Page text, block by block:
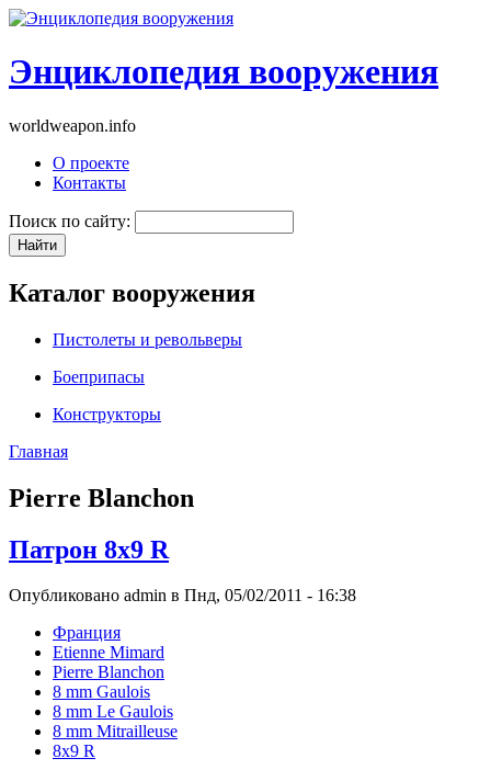
Энциклопедия вооружения
worldweapon.info
О проекте
Контакты
Поиск по сайту:
Каталог вооружения
Пистолеты и револьверы
Боеприпасы
Конструкторы
Главная
Pierre Blanchon
Патрон 8x9 R
Опубликовано admin в Пнд, 05/02/2011 - 16:38
Франция
Etienne Mimard
Pierre Blanchon
8 mm Gaulois
8 mm Le Gaulois
8 mm Mitrailleuse
8x9 R